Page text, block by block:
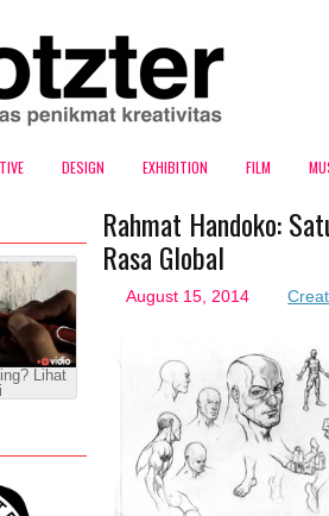
DESIGN EXHIBITION FILM
Rahmat Handoko:
Rasa Global
August 15, 2014
Lihat